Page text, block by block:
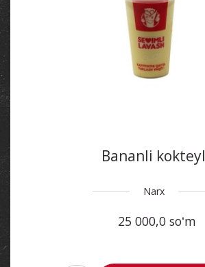
Bananli kokteyl
Narx
25 000,0 soʻm